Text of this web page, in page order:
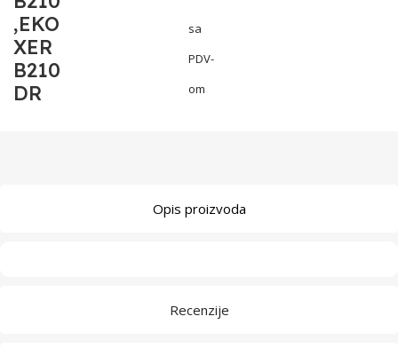
,EKO
XER
B210
DR
sa
PDV-
om
Opis proizvoda
Recenzije